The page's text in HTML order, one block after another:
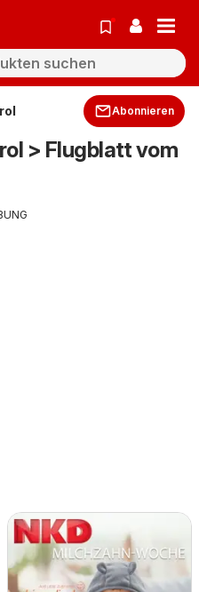
Abonnieren
> Flugblatt vom